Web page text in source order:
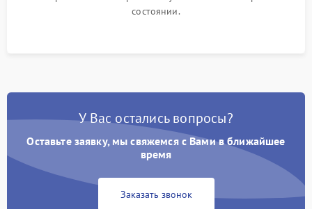
состоянии.
У Вас остались вопросы?
Оставьте заявку, мы свяжемся с Вами в ближайшее
время
Заказать звонок